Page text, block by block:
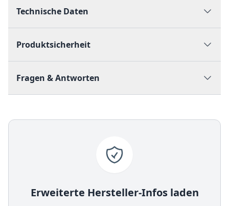
Technische Daten
Produktsicherheit
Fragen & Antworten
Erweiterte Hersteller-Infos laden